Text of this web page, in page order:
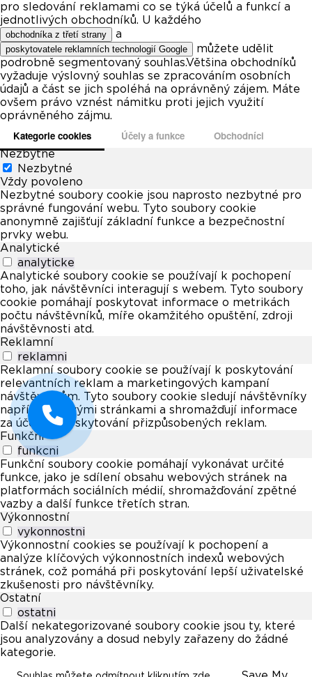
pro sledování reklamami co se týká účelů a funkcí a
jednotlivých obchodníků. U každého
obchodníka z třetí strany a
poskytovatele reklamních technologií Google
můžete udělit
podrobně segmentovaný souhlas.Většina obchodníků
vyžaduje výslovný souhlas se zpracováním osobních
údajů a část se jich spoléhá na oprávněný zájem. Máte
ovšem právo vznést námitku proti jejich využití
oprávněného zájmu.
Kategorie cookies Účely a funkce Obchodníci
Nezbytné
Nezbytné
Vždy povoleno
Nezbytné soubory cookie jsou naprosto nezbytné pro
správné fungování webu. Tyto soubory cookie
anonymně zajišťují základní funkce a bezpečnostní
prvky webu.
Analytické
analyticke
Analytické soubory cookie se používají k pochopení
toho, jak návštěvníci interagují s webem. Tyto soubory
cookie pomáhají poskytovat informace o metrikách
počtu návštěvníků, míře okamžitého opuštění, zdroji
návštěvnosti atd.
Reklamní
reklamni
Reklamní soubory cookie se používají k poskytování
relevantních reklam a marketingových kampaní
návštěvníkům. Tyto soubory cookie sledují návštěvníky
napříč webovými stránkami a shromažďují informace
za účelem poskytování přizpůsobených reklam.
Funkční
funkcni
Funkční soubory cookie pomáhají vykonávat určité
funkce, jako je sdílení obsahu webových stránek na
platformách sociálních médií, shromažďování zpětné
vazby a další funkce třetích stran.
Výkonnostní
vykonnostni
Výkonnostní cookies se používají k pochopení a
analýze klíčových výkonnostních indexů webových
stránek, což pomáhá při poskytování lepší uživatelské
zkušenosti pro návštěvníky.
Ostatní
ostatni
Další nekategorizované soubory cookie jsou ty, které
jsou analyzovány a dosud nebyly zařazeny do žádné
kategorie.